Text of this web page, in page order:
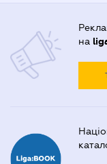
на